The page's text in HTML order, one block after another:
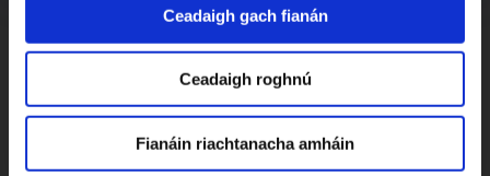
Ceadaigh gach fianán
Ceadaigh roghnú
Fianáin riachtanacha amháin